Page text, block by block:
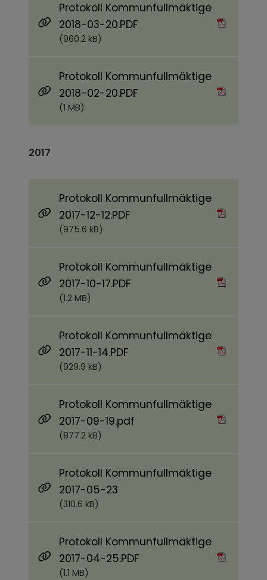
Protokoll Kommunfullmäktige
2018-03-20.PDF
(960.2 kB)
Protokoll Kommunfullmäktige
2018-02-20.PDF
(1 MB)
2017
Protokoll Kommunfullmäktige
2017-12-12.PDF
(975.6 kB)
Protokoll Kommunfullmäktige
2017-10-17.PDF
(1.2 MB)
Protokoll Kommunfullmäktige
2017-11-14.PDF
(929.9 kB)
Protokoll Kommunfullmäktige
2017-09-19.pdf
(877.2 kB)
Protokoll Kommunfullmäktige
2017-05-23
(310.6 kB)
Protokoll Kommunfullmäktige
2017-04-25.PDF
(1.1 MB)